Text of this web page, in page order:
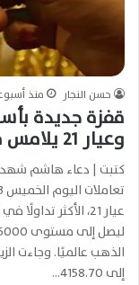
حسن النجار منذ
قفزة جديدة
وعيار 21 يلامس مستوى 6000 جنيه
كتبت | دعاء هاشم
الذهب عالميًا. وجاءت
إلى 4158.70…